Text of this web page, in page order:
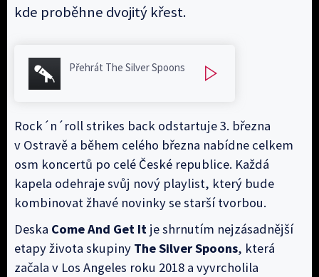
kde proběhne dvojitý křest.
Přehrát The Silver Spoons
Rock´n´roll strikes back odstartuje 3. března
v Ostravě a během celého března nabídne celkem
osm koncertů po celé České republice. Každá
kapela odehraje svůj nový playlist, který bude
kombinovat žhavé novinky se starší tvorbou.
Deska Come And Get It je shrnutím nejzásadnější
etapy života skupiny The Silver Spoons, která
začala v Los Angeles roku 2018 a vyvrcholila